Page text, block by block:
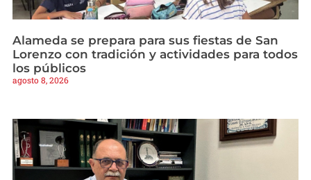
Alameda se prepara para sus fiestas de San
Lorenzo con tradición y actividades para todos
los públicos
agosto 8, 2026